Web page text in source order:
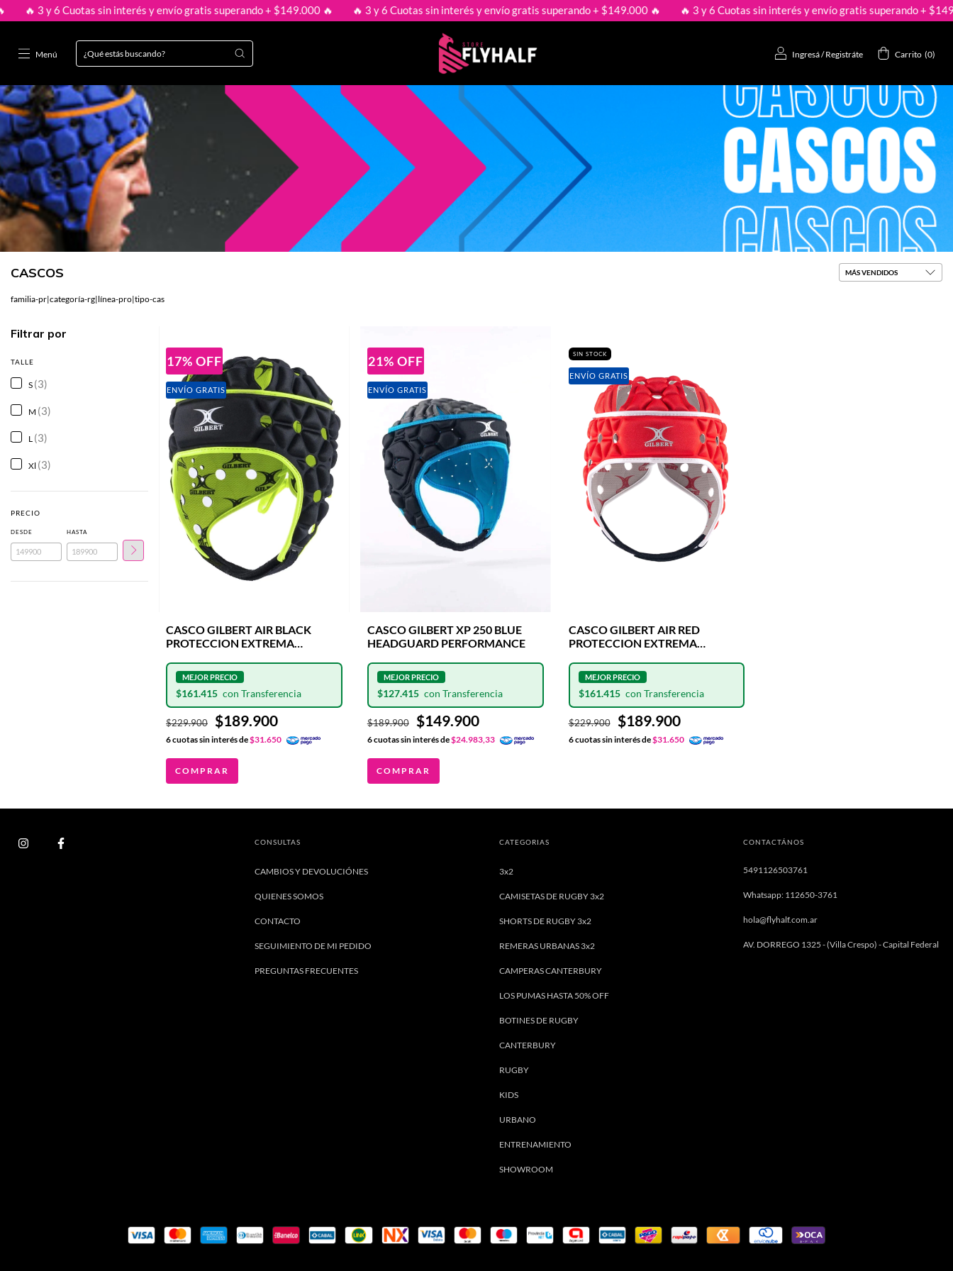
y 6 Cuotas sin interés y envío gratis superando + $149.000 🔥 🔥 3 y 6 Cuotas sin interés y envío gratis superando + $149.000 🔥 🔥 3 y 6 Cuotas sin interés y envío gratis superando + $149.000 🔥
Menú Ingresá/Registráte Carrito (0)
CASCOS
familia-pr|categoría-rg|línea-pro|tipo-cas
Filtrar por
TALLE
S (3)
M (3)
L (3)
Xl (3)
PRECIO
DESDE HASTA
17% OFF
ENVÍO GRATIS
CASCO GILBERT AIR BLACK
PROTECCION EXTREMA
$229.900 $189.900
$161.415
6cuotas sin interés de$31.650
COMPRAR
21% OFF
ENVÍO GRATIS
CASCO GILBERT XP 250 BLUE
HEADGUARD PERFORMANCE
$189.900 $149.900
$127.415
6cuotas sin interés de$24.983,33
COMPRAR
SIN STOCK
ENVÍO GRATIS
CASCO GILBERT AIR RED
PROTECCION EXTREMA
$229.900 $189.900
$161.415
6cuotas sin interés de$31.650
CONSULTAS
CAMBIOS Y DEVOLUCIÓNES
QUIENES SOMOS
CONTACTO
SEGUIMIENTO DE MI PEDIDO
PREGUNTAS FRECUENTES
CATEGORIAS
3x2
CAMISETAS DE RUGBY 3x2
SHORTS DE RUGBY 3x2
REMERAS URBANAS 3x2
CAMPERAS CANTERBURY
LOS PUMAS HASTA 50% OFF
BOTINES DE RUGBY
CANTERBURY
RUGBY
KIDS
URBANO
ENTRENAMIENTO
SHOWROOM
CONTACTÁNOS
5491126503761
Whatsapp: 112650-3761
hola@flyhalf.com.ar
AV. DORREGO 1325 - (Villa Crespo) - Capital Federal